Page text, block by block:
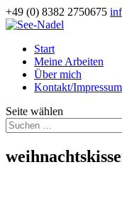
+49 (0) 8382 2750675
Start
Meine Arbeiten
Über mich
Kontakt/Impressum
Seite wählen